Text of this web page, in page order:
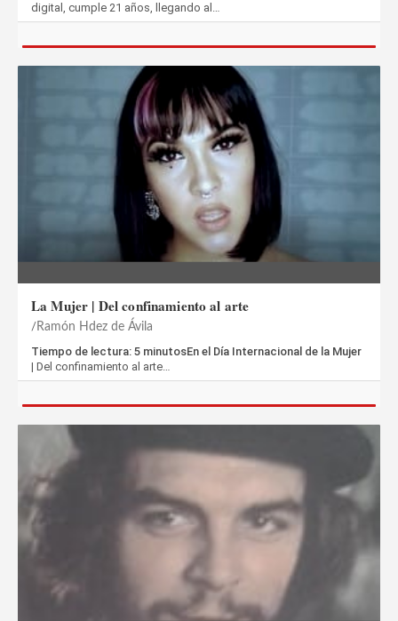
digital, cumple 21 años, llegando al…
La Mujer | Del confinamiento al arte
Ramón Hdez de Ávila
Tiempo de lectura: 5 minutosEn el Día Internacional de la Mujer
| Del confinamiento al arte…